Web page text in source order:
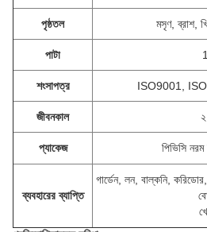
পৃষ্ঠতল মসৃণ, ব্রাশ,
পাটা
শংসাপত্র ISO9001,
জীবনকাল
প্যাকেজ পিভিসি নরম
ব্যবহারের ব্যাপ্তি
গার্ডেন, লন, বাল্কনি,